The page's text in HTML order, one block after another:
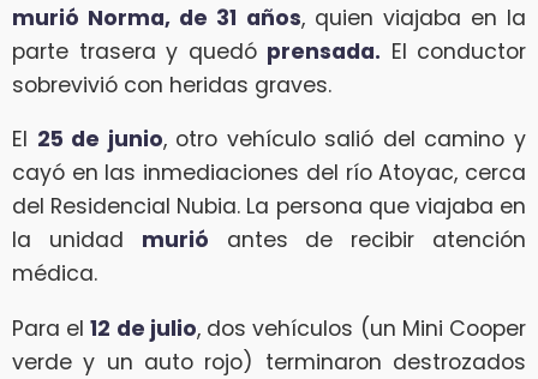
murió Norma, de 31 años, quien viajaba en la
parte trasera y quedó prensada. El conductor
sobrevivió con heridas graves.
El 25 de junio, otro vehículo salió del camino y
cayó en las inmediaciones del río Atoyac, cerca
del Residencial Nubia. La persona que viajaba en
la unidad murió antes de recibir atención
médica.
Para el12 de julio, dos vehículos (un Mini Cooper
verde y un auto rojo) terminaron destrozados